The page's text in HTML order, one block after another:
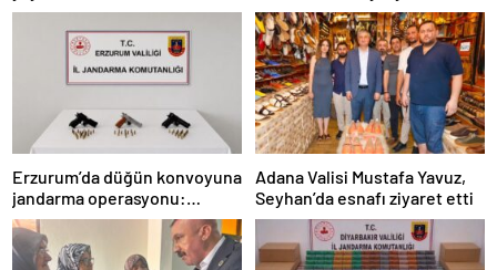
Kuvvetleri Komutanı
Orgeneral Rafet Dalkıran
açıklaması: “Herkes kazandı”
Erzurum’da düğün konvoyuna
jandarma operasyonu:
Silahlar ele geçirildi, ağır
cezalar kesildi
Adana Valisi Mustafa Yavuz,
Seyhan’da esnafı ziyaret etti